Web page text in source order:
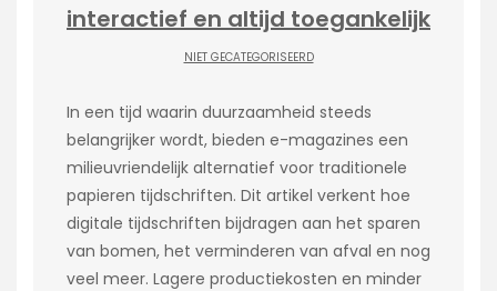
interactief en altijd toegankelijk
NIET GECATEGORISEERD
In een tijd waarin duurzaamheid steeds
belangrijker wordt, bieden e-magazines een
milieuvriendelijk alternatief voor traditionele
papieren tijdschriften. Dit artikel verkent hoe
digitale tijdschriften bijdragen aan het sparen
van bomen, het verminderen van afval en nog
veel meer. Lagere productiekosten en minder